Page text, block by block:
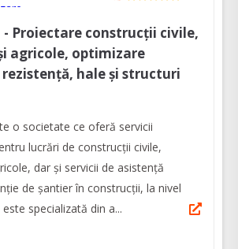
- Proiectare construcții civile,
agricole, optimizare
hale și structuri
o societate ce oferă servicii
lucrări de construcții civile,
dar şi servicii de asistenţă
de şantier în construcţii, la nivel
specializată din a...